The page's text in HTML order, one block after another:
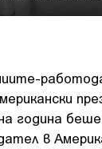
година
в